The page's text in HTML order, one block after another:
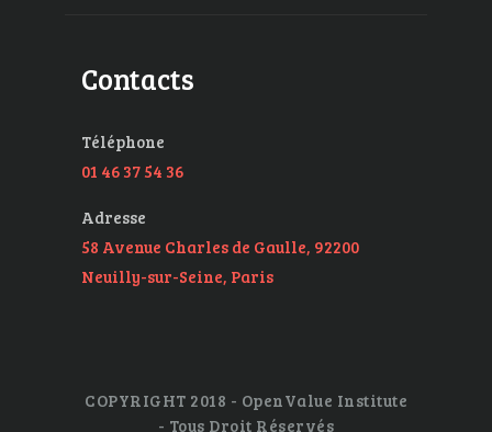
Contacts
Téléphone
01 46 37 54 36
Adresse
58 Avenue Charles de Gaulle, 92200
Neuilly-sur-Seine, Paris
COPYRIGHT 2018 - OpenValue Institute
- Tous Droit Réservés